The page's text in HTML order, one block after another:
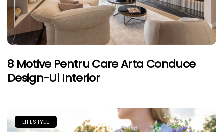
8 Motive Pentru Care Arta Conduce
Design-Ul Interior
LIFESTYLE